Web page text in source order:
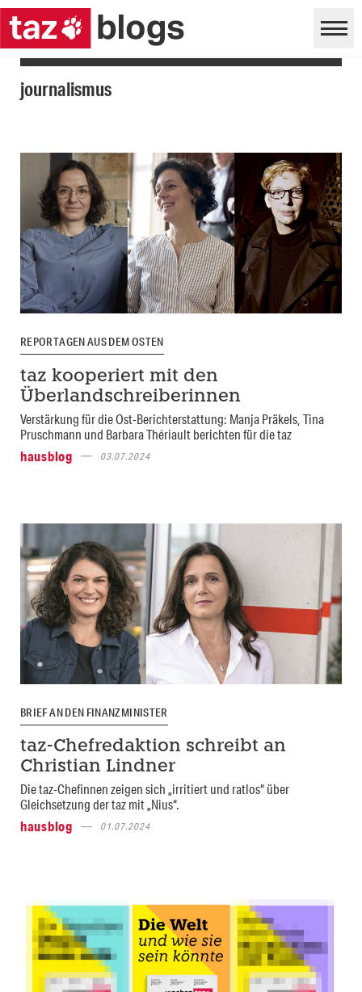
journalismus
REPORTAGEN AUS DEM OSTEN
taz kooperiert mit den
Überlandschreiberinnen
Verstärkung für die Ost-Berichterstattung: Manja Präkels, Tina
Pruschmann und Barbara Thériault berichten für die taz
hausblog
03.07.2024
BRIEF AN DEN FINANZMINISTER
taz-Chefredaktion schreibt an
Christian Lindner
Die taz-Chefinnen zeigen sich „irritiert und ratlos“ über
Gleichsetzung der taz mit „Nius“.
hausblog
01.07.2024